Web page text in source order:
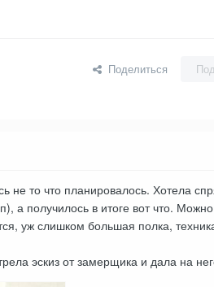
Поделиться
не то что планировалось. Хотела
а получилось в итоге вот что. Можно
уж слишком большая полка,
эскиз от замерщика и дала на